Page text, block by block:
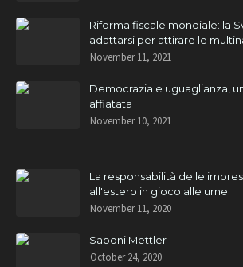
Riforma fiscale mondiale: la
adattarsi per attirare le
November 11, 2021
Democrazia e uguaglianza,
affiatata
November 10, 2021
La responsabilità delle
all'estero in gioco alle urne
November 11, 2020
Saponi Mettler
October 24, 2020